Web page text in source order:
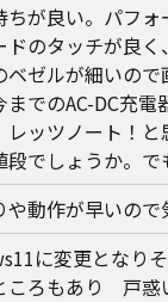
が良い。パフォ
のタッチが良く
ゼルが細いので
でのAC-DC充電
ッツノート！と
でしょうか。で
動作が早いので
に変更となり
ころもあり 戸惑